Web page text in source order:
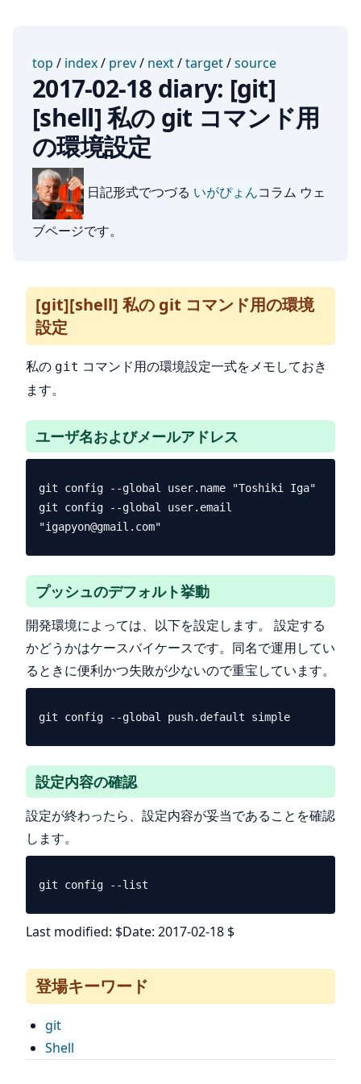
top / index/ prev/ next/target/source
2017-02-18 diary: [git]
[shell] 私の git コマンド用
の環境設定
日記形式でつづる いがぴょんコラム ウェ
ブページです。
[git][shell] 私の git コマンド用の環境
設定
私の git コマンド用の環境設定一式をメモしておき
ます。
ユーザ名およびメールアドレス
git config --global user.name "Toshiki Iga"
git config --global user.email
プッシュのデフォルト挙動
開発環境によっては、以下を設定します。 設定する
かどうかはケースバイケースです。同名で運用してい
るときに便利かつ失敗が少ないので重宝しています。
設定内容の確認
設定が終わったら、設定内容が妥当であることを確認
します。
Last modified: $Date: 2017-02-18 $
登場キーワード
git
Shell